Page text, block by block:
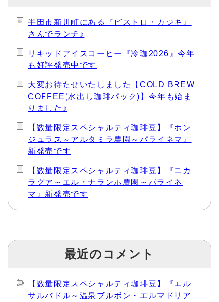
半田市新川町にある『ビストロ・カジキ』
さんでランチ♪
リキッドアイスコーヒー『冷珈2026』今年
も好評発売中です
大変お待たせいたしました【COLD BREW
COFFEE(水出し珈琲パック)】今年も始ま
りました♪
【数量限定スペシャルティ珈琲豆】『ホン
ジュラス～アルタミラ農園～パライネマ』
新発売です
【数量限定スペシャルティ珈琲豆】『ニカ
ラグア～エル・ナランホ農園～パライネ
マ』新発売です
最近のコメント
【数量限定スペシャルティ珈琲豆】『エル
サルバドル～温泉ブルボン・エルマドリア